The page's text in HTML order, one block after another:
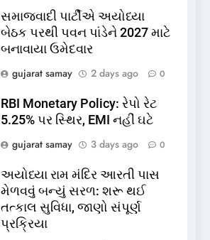
સમાજવાદી પાર્ટીએ અયોધ્યા
બેઠક પરથી પવન પાંડેને 2027 માટે
બનાવાયા ઉમેદવાર
gujarat samay
2 days ago 0
RBI Monetary Policy: રેપો રેટ
5.25% પર સ્થિર, EMI નહીં ઘટે
gujarat samay
3 days ago 0
અયોધ્યા રામ મંદિર આરતી પાસ
મેળવવું બન્યું સરળ: શરૂ થઈ
તત્કાલ સુવિધા, જાણો સંપૂર્ણ
પ્રક્રિયા
કોડીનારના છારા દરિયાકાંઠે પાંચ
કિશોરો ડૂબ્યા, 3નો બચાવ, 2
લાપતા
GUJARAT TOP NEWS
પાસપોર્ટ વેરિફિકેશન માટે હવે
પોલીસ સ્ટેશનના ધક્કામાંથી
પ્રક્રિયા બની સરળ
GUJARAT TOP NEWS
રાજ્યસભામાં ‘જન્મ અને મૃત્યુ